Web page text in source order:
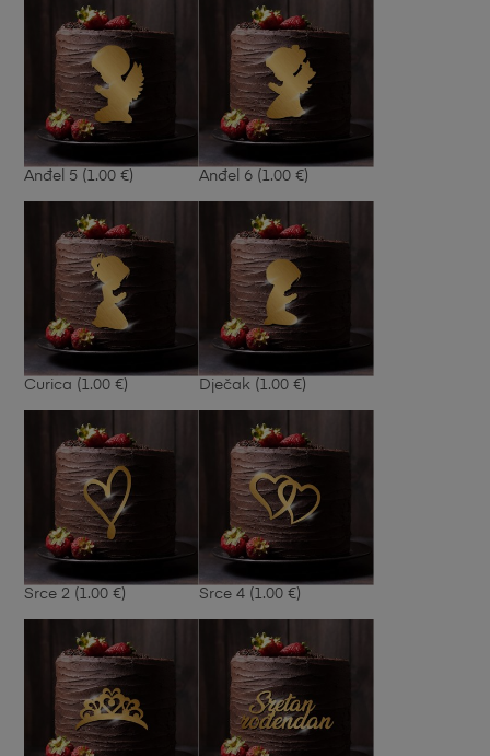
Anđel 5 (1.00 €) Anđel 6 (1.00 €)
Curica (1.00 €) Dječak (1.00 €)
Srce 2 (1.00 €) Srce 4 (1.00 €)